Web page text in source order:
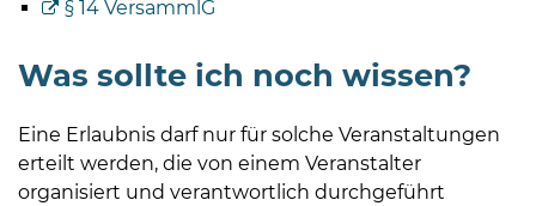
§ 14 VersammlG
Was sollte ich noch wissen?
Eine Erlaubnis darf nur für solche Veranstaltungen
erteilt werden, die von einem Veranstalter
organisiert und verantwortlich durchgeführt